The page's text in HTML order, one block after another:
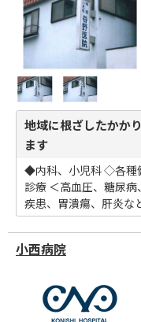
地域に根ざしたかか
ます
◆内科、小児科 ◇各種
診療 ＜高血圧、糖尿
疾患、胃潰瘍、肝炎な
小西病院